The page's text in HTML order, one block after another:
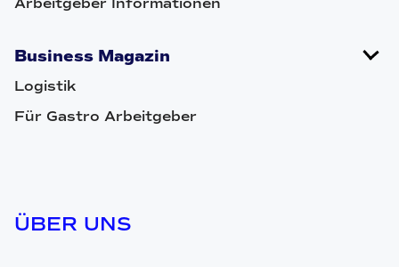
Arbeitgeber Informationen
Business Magazin
Logistik
Für Gastro Arbeitgeber
ÜBER UNS